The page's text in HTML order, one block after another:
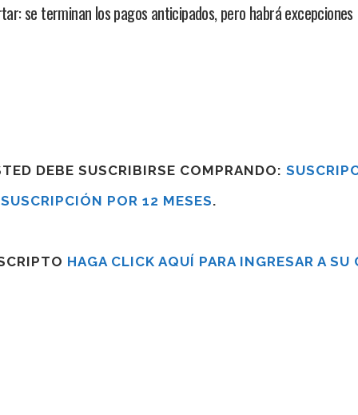
se terminan los pagos anticipados, pero habrá
DEBE SUSCRIBIRSE COMPRANDO:
SUSCRIPCIÓN POR 12 MESES.
HAGA CLICK AQUÍ PARA INGRESAR A SU